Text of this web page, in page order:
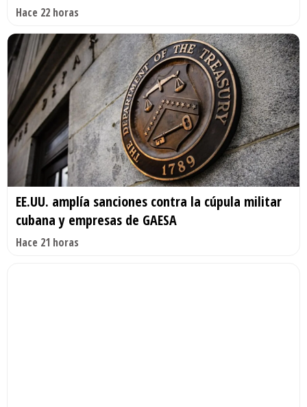
Hace 22 horas
EE.UU. amplía sanciones contra la cúpula militar
cubana y empresas de GAESA
Hace 21 horas